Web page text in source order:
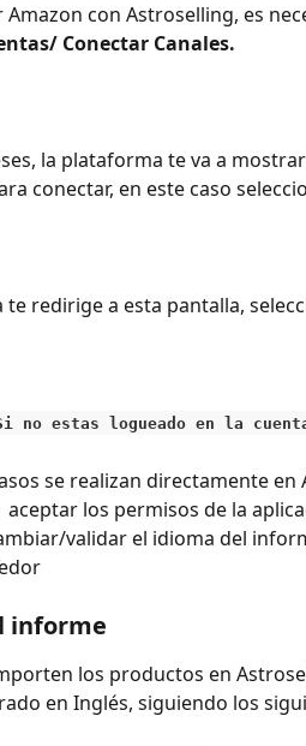
Amazon con Astroselling, es
Conectar Canales.
la plataforma te va a
conectar, en este caso
te redirige a esta pantalla,
no estas logueado en la
se realizan directamente en
aceptar los permisos de la
validar el idioma del
informe
los productos en
en Inglés, siguiendo los